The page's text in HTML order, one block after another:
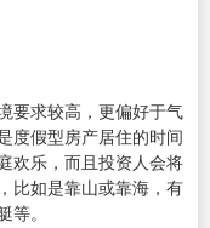
要求较高，更偏好于气
度假型房产居住的时间
欢乐，而且投资人会将
比如是靠山或靠海，有
。